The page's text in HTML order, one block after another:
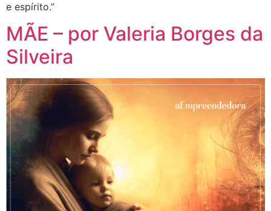
e espírito.”
MÃE – por Valeria Borges da
Silveira